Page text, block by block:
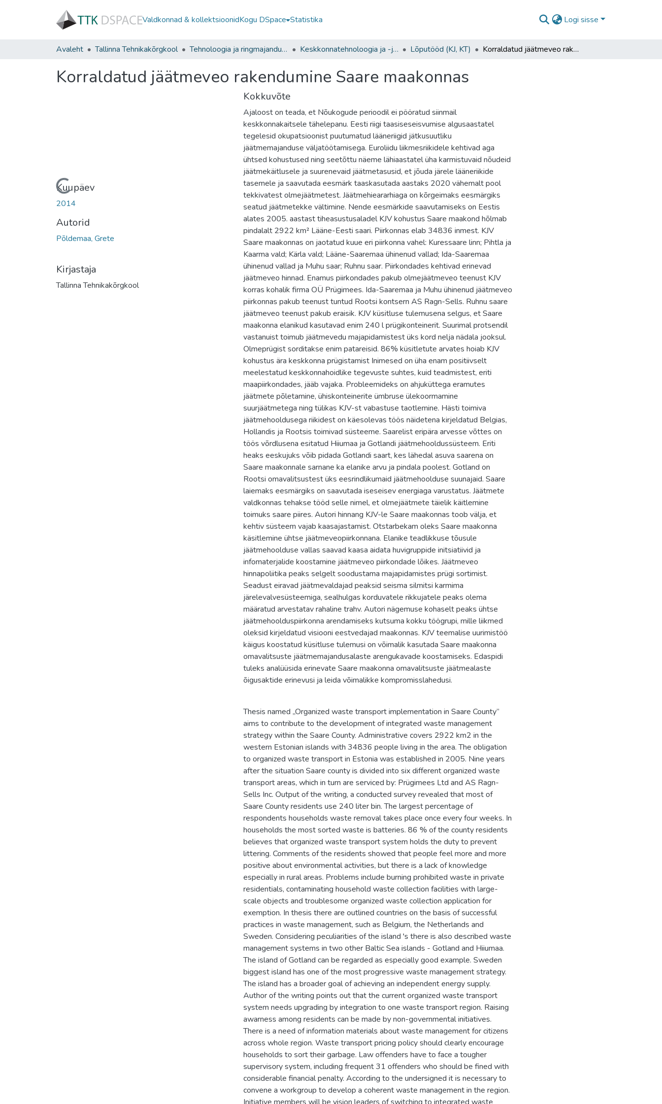
Valdkonnad & kollektsioonidKogu DSpace Statistika Logi sisse
Avaleht Tallinna Tehnikakõrgkool Tehnoloogia ja ringmajanduse instituut Keskkonnatehnoloogia ja -juhtimine Lõputööd (KJ, KT) Korraldatud jäätmeveo rakendumine Saare maakonnas
Korraldatud jäätmeveo rakendumine Saare maakonnas
Laadimine ...
Kuupäev
2014
Autorid
Põldemaa, Grete
Kirjastaja
Tallinna Tehnikakõrgkool
Kokkuvõte
Ajaloost on teada, et Nõukogude perioodil ei pööratud siinmail
keskkonnakaitsele tähelepanu. Eesti riigi taasiseseisvumise algusaastatel
tegelesid okupatsioonist puutumatud lääneriigid jätkusuutliku
jäätmemajanduse väljatöötamisega. Euroliidu liikmesriikidele kehtivad aga
ühtsed kohustused ning seetõttu näeme lähiaastatel üha karmistuvaid nõudeid
jäätmekäitlusele ja suurenevaid jäätmetasusid, et jõuda järele lääneriikide
tasemele ja saavutada eesmärk taaskasutada aastaks 2020 vähemalt pool
tekkivatest olmejäätmetest. Jäätmehieararhiaga on kõrgeimaks eesmärgiks
seatud jäätmetekke vältimine. Nende eesmärkide saavutamiseks on Eestis
alates 2005. aastast tiheasustusaladel KJV kohustus Saare maakond hõlmab
pindalalt 2922 km² Lääne-Eesti saari. Piirkonnas elab 34836 inmest. KJV
Saare maakonnas on jaotatud kuue eri piirkonna vahel: Kuressaare linn; Pihtla ja
Kaarma vald; Kärla vald; Lääne-Saaremaa ühinenud vallad; Ida-Saaremaa
ühinenud vallad ja Muhu saar; Ruhnu saar. Piirkondades kehtivad erinevad
jäätmeveo hinnad. Enamus piirkondades pakub olmejäätmeveo teenust KJV
korras kohalik firma OÜ Prügimees. Ida-Saaremaa ja Muhu ühinenud jäätmeveo
piirkonnas pakub teenust tuntud Rootsi kontsern AS Ragn-Sells. Ruhnu saare
jäätmeveo teenust pakub eraisik. KJV küsitluse tulemusena selgus, et Saare
maakonna elanikud kasutavad enim 240 l prügikonteinerit. Suurimal protsendil
vastanuist toimub jäätmevedu majapidamistest üks kord nelja nädala jooksul.
Olmeprügist sorditakse enim patareisid. 86% küsitletute arvates hoiab KJV
kohustus ära keskkonna prügistamist Inimesed on üha enam positiivselt
meelestatud keskkonnahoidlike tegevuste suhtes, kuid teadmistest, eriti
maapiirkondades, jääb vajaka. Probleemideks on ahjuküttega eramutes
jäätmete põletamine, ühiskonteinerite ümbruse ülekoormamine
suurjäätmetega ning tülikas KJV-st vabastuse taotlemine. Hästi toimiva
jäätmehooldusega riikidest on käesolevas töös näidetena kirjeldatud Belgias,
Hollandis ja Rootsis toimivad süsteeme. Saarelist eripära arvesse võttes on
töös võrdlusena esitatud Hiiumaa ja Gotlandi jäätmehooldussüsteem. Eriti
heaks eeskujuks võib pidada Gotlandi saart, kes lähedal asuva saarena on
Saare maakonnale sarnane ka elanike arvu ja pindala poolest. Gotland on
Rootsi omavalitsustest üks eesrindlikumaid jäätmehoolduse suunajaid. Saare
laiemaks eesmärgiks on saavutada iseseisev energiaga varustatus. Jäätmete
valdkonnas tehakse tööd selle nimel, et olmejäätmete täielik käitlemine
toimuks saare piires. Autori hinnang KJV-le Saare maakonnas toob välja, et
kehtiv süsteem vajab kaasajastamist. Otstarbekam oleks Saare maakonna
käsitlemine ühtse jäätmeveopiirkonnana. Elanike teadlikkuse tõusule
jäätmehoolduse vallas saavad kaasa aidata huvigruppide initsiatiivid ja
infomaterjalide koostamine jäätmeveo piirkondade lõikes. Jäätmeveo
hinnapoliitika peaks selgelt soodustama majapidamistes prügi sortimist.
Seadust eiravad jäätmevaldajad peaksid seisma silmitsi karmima
järelevalvesüsteemiga, sealhulgas korduvatele rikkujatele peaks olema
määratud arvestatav rahaline trahv. Autori nägemuse kohaselt peaks ühtse
jäätmehoolduspiirkonna arendamiseks kutsuma kokku töögrupi, mille liikmed
oleksid kirjeldatud visiooni eestvedajad maakonnas. KJV teemalise uurimistöö
käigus koostatud küsitluse tulemusi on võimalik kasutada Saare maakonna
omavalitsuste jäätmemajandusalaste arengukavade koostamiseks. Edaspidi
tuleks analüüsida erinevate Saare maakonna omavalitsuste jäätmealaste
õigusaktide erinevusi ja leida võimalikke kompromisslahedusi.
Thesis named „Organized waste transport implementation in Saare County”
aims to contribute to the development of integrated waste management
strategy within the Saare County. Administrative covers 2922 km2 in the
western Estonian islands with 34836 people living in the area. The obligation
to organized waste transport in Estonia was established in 2005. Nine years
after the situation Saare county is divided into six different organized waste
transport areas, which in turn are serviced by: Prügimees Ltd and AS Ragn-
Sells Inc. Output of the writing, a conducted survey revealed that most of
Saare County residents use 240 liter bin. The largest percentage of
respondents households waste removal takes place once every four weeks. In
households the most sorted waste is batteries. 86 % of the county residents
believes that organized waste transport system holds the duty to prevent
littering. Comments of the residents showed that people feel more and more
positive about environmental activities, but there is a lack of knowledge
especially in rural areas. Problems include burning prohibited waste in private
residentials, contaminating household waste collection facilities with large-
scale objects and troublesome organized waste collection application for
exemption. In thesis there are outlined countries on the basis of successful
practices in waste management, such as Belgium, the Netherlands and
Sweden. Considering peculiarities of the island 's there is also described waste
management systems in two other Baltic Sea islands - Gotland and Hiiumaa.
The island of Gotland can be regarded as especially good example. Sweden
biggest island has one of the most progressive waste management strategy.
The island has a broader goal of achieving an independent energy supply.
Author of the writing points out that the current organized waste transport
system needs upgrading by integration to one waste transport region. Raising
awarness among residents can be made by non-governmental initiatives.
There is a need of information materials about waste management for citizens
across whole region. Waste transport pricing policy should clearly encourage
households to sort their garbage. Law offenders have to face a tougher
supervisory system, including frequent 31 offenders who should be fined with
considerable financial penalty. According to the undersigned it is necessary to
convene a workgroup to develop a coherent waste management in the region.